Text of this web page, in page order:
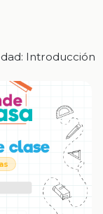
Introducción